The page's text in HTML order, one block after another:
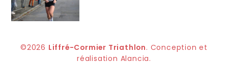
©2026 Liffré-Cormier Triathlon. Conception et
réalisation Alancia.